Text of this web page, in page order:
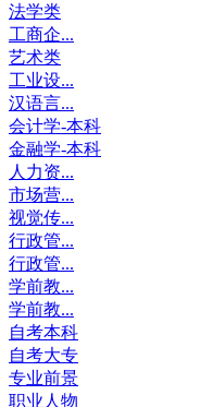
法学类
工商企...
艺术类
工业设...
汉语言...
会计学-本科
金融学-本科
人力资...
市场营...
视觉传...
行政管...
行政管...
学前教...
学前教...
自考本科
自考大专
专业前景
职业人物